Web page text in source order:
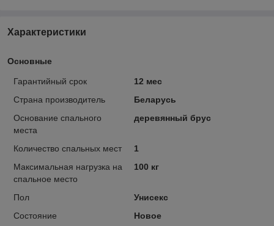
Характеристики
Основные
Гарантийный срок
12 мес
Страна производитель
Беларусь
Основание спального
места
деревянный брус
Количество спальных мест
1
Максимальная нагрузка на
спальное место
100 кг
Пол
Унисекс
Состояние
Новое